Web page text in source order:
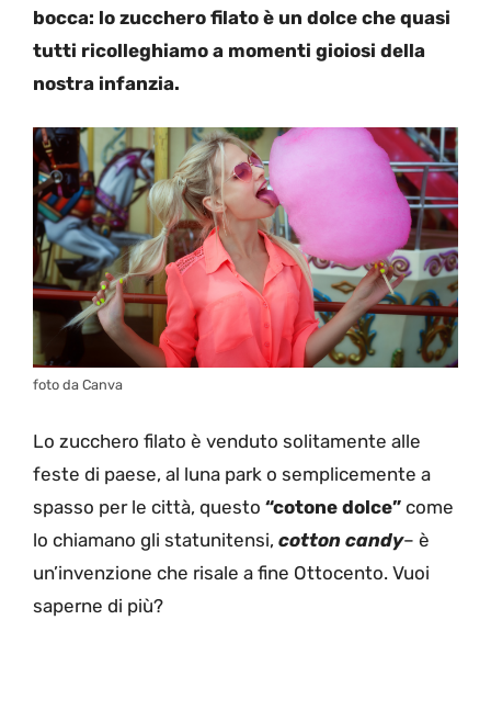
bocca: lo zucchero filato è un dolce che quasi
tutti ricolleghiamo a momenti gioiosi della
nostra infanzia.
foto da Canva
Lo zucchero filato è venduto solitamente alle
feste di paese, al luna park o semplicemente a
spasso per le città, questo “cotone dolce” come
lo chiamano gli statunitensi, cotton candy– è
un’invenzione che risale a fine Ottocento. Vuoi
saperne di più?